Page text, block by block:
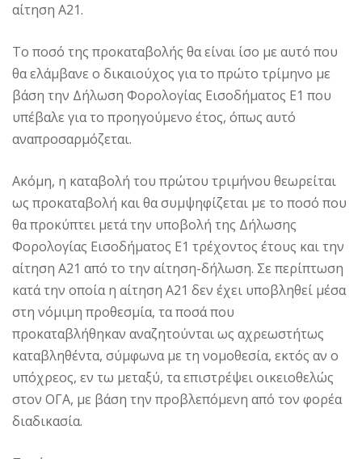
αίτηση Α21.
Το ποσό της προκαταβολής θα είναι ίσο με αυτό που
θα ελάμβανε ο δικαιούχος για το πρώτο τρίμηνο με
βάση την Δήλωση Φορολογίας Εισοδήματος Ε1 που
υπέβαλε για το προηγούμενο έτος, όπως αυτό
αναπροσαρμόζεται.
Ακόμη, η καταβολή του πρώτου τριμήνου θεωρείται
ως προκαταβολή και θα συμψηφίζεται με το ποσό που
θα προκύπτει μετά την υποβολή της Δήλωσης
Φορολογίας Εισοδήματος Ε1 τρέχοντος έτους και την
αίτηση Α21 από το την αίτηση-δήλωση. Σε περίπτωση
κατά την οποία η αίτηση Α21 δεν έχει υποβληθεί μέσα
στη νόμιμη προθεσμία, τα ποσά που
προκαταβλήθηκαν αναζητούνται ως αχρεωστήτως
καταβληθέντα, σύμφωνα με τη νομοθεσία, εκτός αν ο
υπόχρεος, εν τω μεταξύ, τα επιστρέψει οικειοθελώς
στον ΟΓΑ, με βάση την προβλεπόμενη από τον φορέα
διαδικασία.